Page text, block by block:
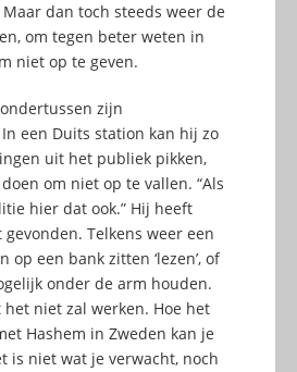
dan toch steeds weer de
om tegen beter weten in
niet op te geven.
zijn
een Duits station kan hij zo
uit het publiek pikken,
om niet op te vallen. “Als
hier dat ook.” Hij heeft
Telkens weer een
op een bank zitten ‘lezen’, of
onder de arm houden.
het niet zal werken. Hoe het
Hashem in Zweden kan je
is niet wat je verwacht, noch